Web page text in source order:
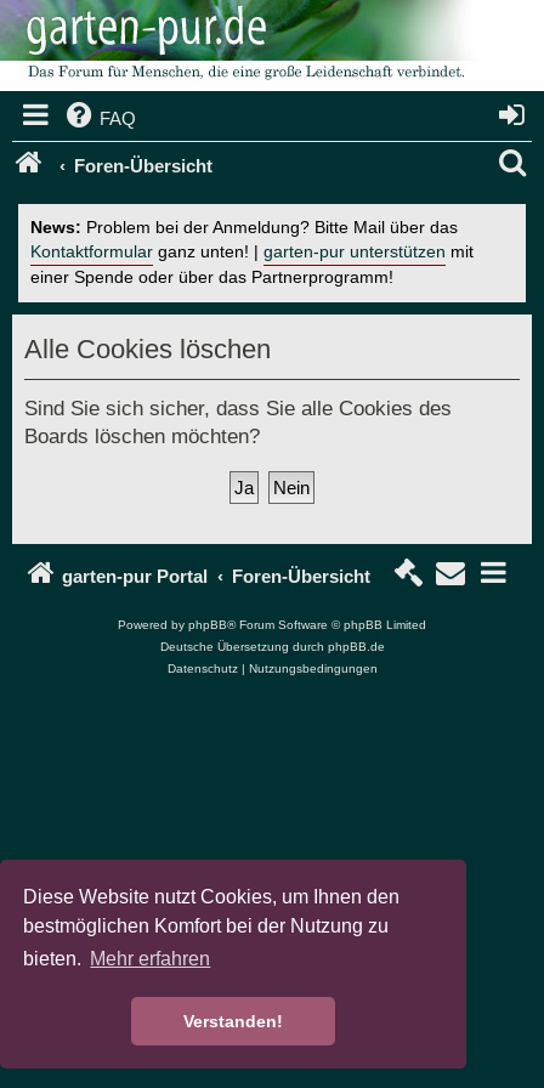
Diese Website nutzt Cookies, um Ihnen den
bestmöglichen Komfort bei der Nutzung zu
bieten. Mehr erfahren
Verstanden!
FAQ
Foren-Übersicht
News: Problem bei der Anmeldung? Bitte Mail über das
Kontaktformular ganz unten! | garten-pur unterstützen mit
einer Spende oder über das Partnerprogramm!
Alle Cookies löschen
Sind Sie sich sicher, dass Sie alle Cookies des
Boards löschen möchten?
garten-pur Portal Foren-Übersicht
Powered by phpBB® Forum Software © phpBB Limited
Deutsche Übersetzung durch phpBB.de
Datenschutz| Nutzungsbedingungen